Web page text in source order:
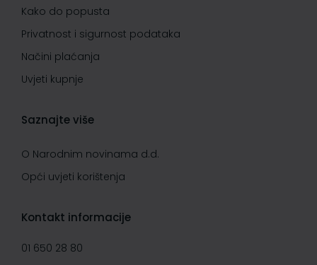
Kako do popusta
Privatnost i sigurnost podataka
Načini plaćanja
Uvjeti kupnje
Saznajte više
O Narodnim novinama d.d.
Opći uvjeti korištenja
Kontakt informacije
01 650 28 80